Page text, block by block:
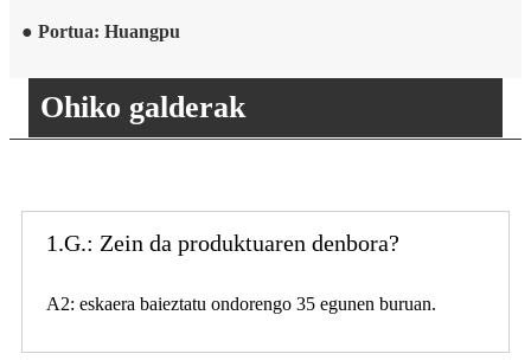
● Portua: Huangpu
Ohiko galderak
1.G.: Zein da produktuaren denbora?
A2: eskaera baieztatu ondorengo 35 egunen buruan.